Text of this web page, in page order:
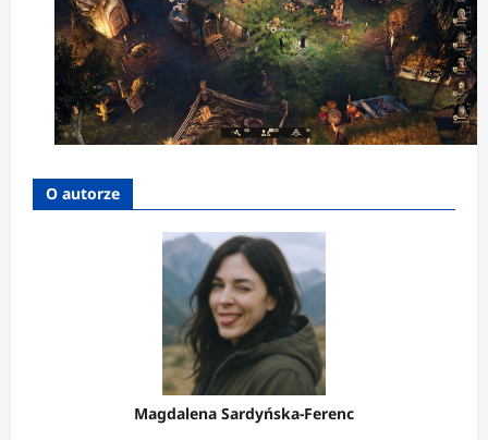
O autorze
Magdalena Sardyńska-Ferenc